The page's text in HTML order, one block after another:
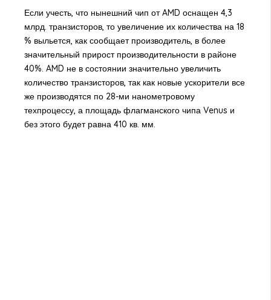
Если учесть, что нынешний чип от AMD оснащен 4,3
млрд. транзисторов, то увеличение их количества на 18
% выльется, как сообщает производитель, в более
значительный прирост производительности в районе
40%. AMD не в состоянии значительно увеличить
количество транзисторов, так как новые ускорители все
же производятся по 28-ми нанометровому
техпроцессу, а площадь флагманского чипа Venus и
без этого будет равна 410 кв. мм.